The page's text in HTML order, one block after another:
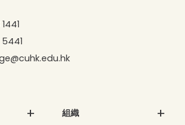
組織